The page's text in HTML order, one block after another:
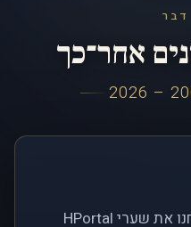
דבר
אחר־כך
לפני כמעט שני עשורים, פתחנו את שערי HPortal